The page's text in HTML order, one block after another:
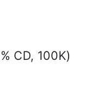
CD, 100K)